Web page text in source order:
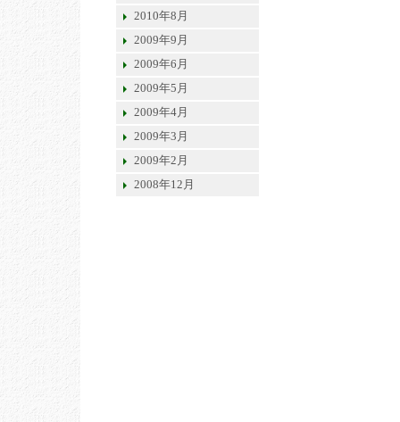
2010年8月
2009年9月
2009年6月
2009年5月
2009年4月
2009年3月
2009年2月
2008年12月